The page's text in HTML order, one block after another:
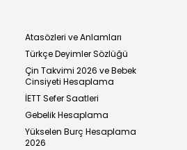
Atasözleri ve Anlamları
Türkçe Deyimler Sözlüğü
Çin Takvimi 2026 ve Bebek
Cinsiyeti Hesaplama
İETT Sefer Saatleri
Gebelik Hesaplama
Yükselen Burç Hesaplama
2026